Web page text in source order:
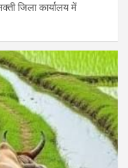
जिला कार्यालय में